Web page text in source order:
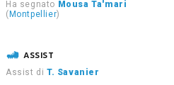
Ha segnato Mousa Ta'mari
( Montpellier)
ASSIST
Assist di T. Savanier